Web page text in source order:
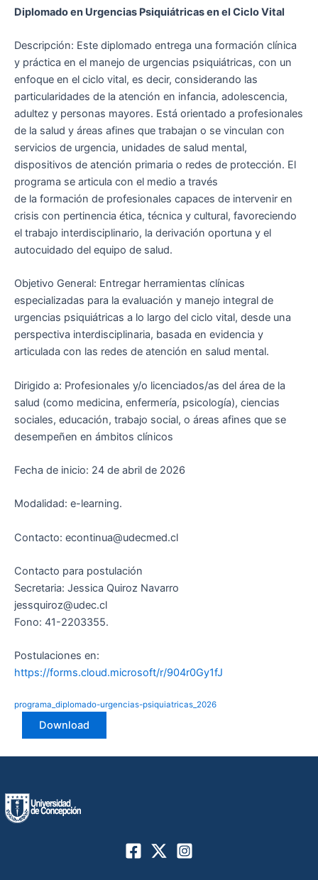
Diplomado en Urgencias Psiquiátricas en el Ciclo Vital
Descripción: Este diplomado entrega una formación clínica
y práctica en el manejo de urgencias psiquiátricas, con un
enfoque en el ciclo vital, es decir, considerando las
particularidades de la atención en infancia, adolescencia,
adultez y personas mayores. Está orientado a profesionales
de la salud y áreas afines que trabajan o se vinculan con
servicios de urgencia, unidades de salud mental,
dispositivos de atención primaria o redes de protección. El
programa se articula con el medio a través
de la formación de profesionales capaces de intervenir en
crisis con pertinencia ética, técnica y cultural, favoreciendo
el trabajo interdisciplinario, la derivación oportuna y el
autocuidado del equipo de salud.
Objetivo General: Entregar herramientas clínicas
especializadas para la evaluación y manejo integral de
urgencias psiquiátricas a lo largo del ciclo vital, desde una
perspectiva interdisciplinaria, basada en evidencia y
articulada con las redes de atención en salud mental.
Dirigido a: Profesionales y/o licenciados/as del área de la
salud (como medicina, enfermería, psicología), ciencias
sociales, educación, trabajo social, o áreas afines que se
desempeñen en ámbitos clínicos
Fecha de inicio: 24 de abril de 2026
Modalidad: e-learning.
Contacto: econtinua@udecmed.cl
Contacto para postulación
Secretaria: Jessica Quiroz Navarro
jessquiroz@udec.cl
Fono: 41-2203355.
Postulaciones en:
https://forms.cloud.microsoft/r/904r0Gy1fJ
programa_diplomado-urgencias-psiquiatricas_2026
Download